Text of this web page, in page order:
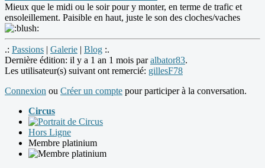
Mieux que le midi ou le soir pour y monter, en terme de trafic et
ensoleillement. Paisible en haut, juste le son des cloches/vaches
.: Passions | Galerie | Blog :.
Dernière édition: il y a 1 an 1 mois paralbator83.
Les utilisateur(s) suivant ont remercié: gillesF78
Connexion ou Créer un compte pour participer à la conversation.
Circus
Hors Ligne
Membre platinium